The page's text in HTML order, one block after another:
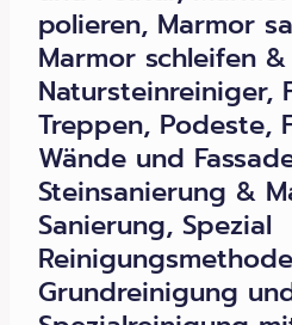
polieren, Marmor
Marmor schleifen
Natursteinreiniger,
Treppen, Podeste,
Wände und
Steinsanierung &
Sanierung, Spezial
Grundreinigung